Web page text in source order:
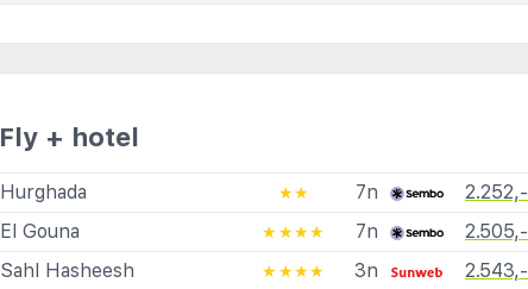
Fly + hotel
Hurghada ★★ 7n
2.252,-
El Gouna
★★★★ 7n
2.505,-
Sahl Hasheesh
★★★★ 3n
2.543,-